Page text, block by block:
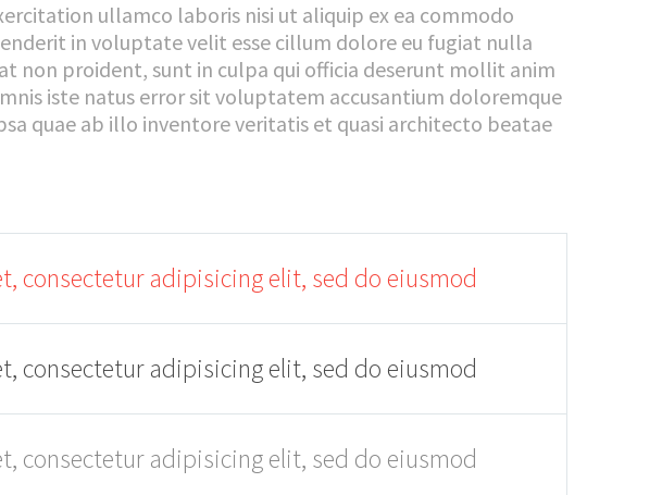
ullamco laboris nisi ut aliquip ex ea commodo
in voluptate velit esse cillum dolore eu fugiat nulla
non proident, sunt in culpa qui officia deserunt mollit anim
iste natus error sit voluptatem accusantium doloremque
quae ab illo inventore veritatis et quasi architecto beatae
consectetur adipisicing elit, sed do eiusmod
consectetur adipisicing elit, sed do eiusmod
consectetur adipisicing elit, sed do eiusmod